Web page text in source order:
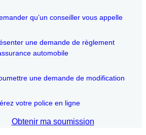
qu’un conseiller vous appelle
une demande de règlement
automobile
une demande de modification
votre police en ligne
Obtenir ma soumission